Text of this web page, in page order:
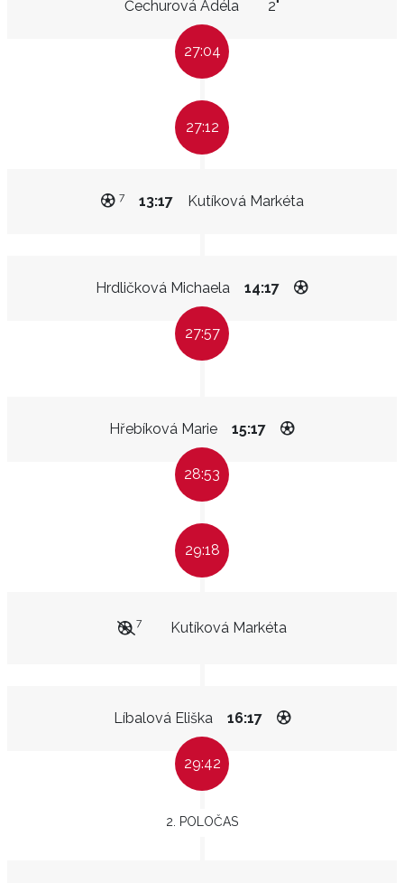
Čechurová Adéla 2"
27:04
27:12
Kutíková Markéta
13:17
7
Hrdličková Michaela 14:17
27:57
Hřebíková Marie 15:17
28:53
29:18
Kutíková Markéta
7
Líbalová Eliška 16:17
29:42
2. POLOČAS